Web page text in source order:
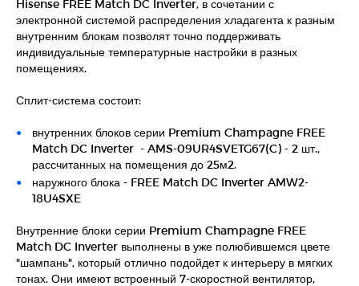
Hisense FREE Match DC Inverter, в сочетании с
электронной системой распределения хладагента к разным
внутренним блокам позволят точно поддерживать
индивидуальные температурные настройки в разных
помещениях.
Сплит-система состоит:
внутренних блоков серии Premium Champagne FREE
Match DC Inverter - AMS-09UR4SVETG67(C) - 2 шт.,
рассчитанных на помещения до 25м2.
наружного блока - FREE Match DC Inverter AMW2-
18U4SXE
Внутренние блоки серии Premium Champagne FREE
Match DC Inverter выполнены в уже полюбившемся цвете
"шампань", который отлично подойдет к интерьеру в мягких
тонах. Они имеют встроенный 7-скоростной вентилятор,